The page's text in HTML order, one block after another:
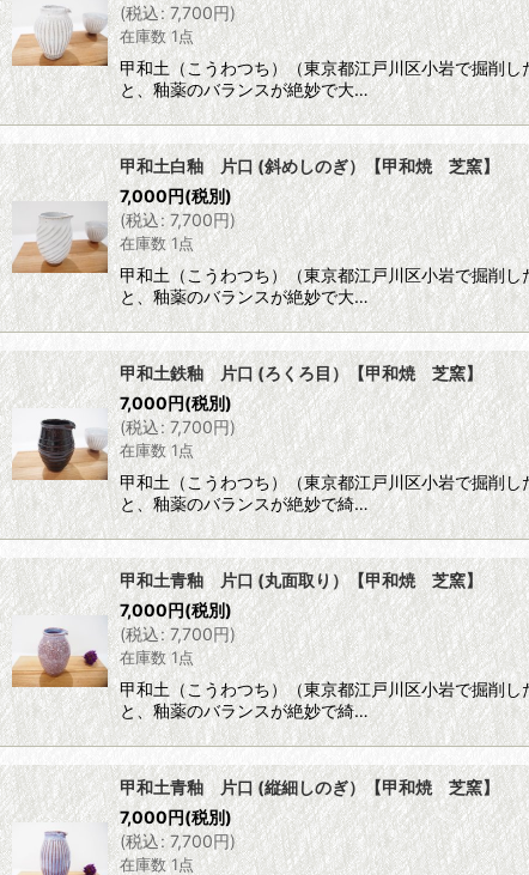
(税込: 7,700円)
在庫数 1点
甲和土（こうわつち）（東京都江戸川区小岩で掘削
と、釉薬のバランスが絶妙で大…
甲和土白釉 片口 (斜めしのぎ）【甲和焼 芝窯】
7,000円(税別)
(税込: 7,700円)
在庫数 1点
甲和土（こうわつち）（東京都江戸川区小岩で掘削
と、釉薬のバランスが絶妙で大…
甲和土鉄釉 片口 (ろくろ目）【甲和焼 芝窯】
7,000円(税別)
(税込: 7,700円)
在庫数 1点
甲和土（こうわつち）（東京都江戸川区小岩で掘削
と、釉薬のバランスが絶妙で綺…
甲和土青釉 片口 (丸面取り）【甲和焼 芝窯】
7,000円(税別)
(税込: 7,700円)
在庫数 1点
甲和土（こうわつち）（東京都江戸川区小岩で掘削
と、釉薬のバランスが絶妙で綺…
甲和土青釉 片口 (縦細しのぎ）【甲和焼 芝窯】
7,000円(税別)
(税込: 7,700円)
在庫数 1点